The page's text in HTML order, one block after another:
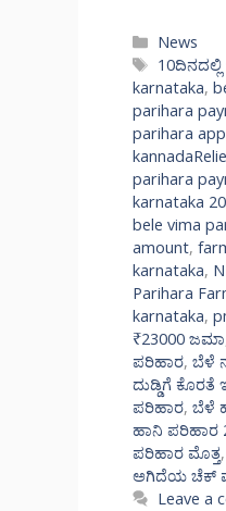
Categories
News
Tags
karnataka,
parihara
parihara app
parihara
karnataka
bele vima
amount,
karnataka,
Parihara
karnataka,
₹23000 ಜಮಾ
ಪರಿಹಾರ, ಬೆಳೆ
ದುಡ್ಡಿಗೆ ಕೊರತೆ
ಪರಿಹಾರ, ಬೆಳೆ
ಹಾನಿ ಪರಿಹಾರ
ಪರಿಹಾರ ಮೊತ್ತ,
ಅಗಿದೆಯ ಚೆಕ್
Leave a